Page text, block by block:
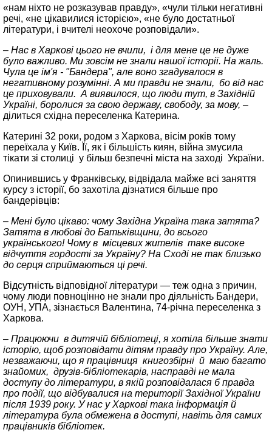
«нам ніхто не розказував правду», «чули тільки негативні
речі, «не цікавилися історією», «не було достатньої
літератури, і вчителі неохоче розповідали».
– Нас в Харкові цього не вчили, і для мене це не дуже
було важливо. Ми зовсім не знали нашої історії. На жаль.
Чула це ім'я - "Бандера", але воно згадувалося в
негативному розумінні. А ми правди не знали, бо від нас
це приховували. А виявилося, що люди тут, в Західній
Україні, боролися за свою державу, свободу, за мову, –
ділиться східна переселенка Катерина.
Катерині 32 роки, родом з Харкова, вісім років тому
переїхала у Київ. Її, як і більшість киян, війна змусила
тікати зі столиці у більш безпечні міста на заході України.
Опинившись у Франківську, відвідала майже всі заняття
курсу з історії, бо захотіла дізнатися більше про
бандерівців:
– Мені було цікаво: чому Західна Україна така затята?
Затята в любові до Батьківщини, до всього
українського! Чому в місцевих жителів таке високе
відчуття гордості за Україну? На Сході не так близько
до серця сприймаються ці речі.
Відсутність відповідної літератури — теж одна з причин,
чому люди повноцінно не знали про діяльність Бандери,
ОУН, УПА, зізнається Валентина, 74-річна переселенка з
Харкова.
– Працюючи в дитячій бібліотеці, я хотіла більше знати
історію, щоб розповідати дітям правду про Україну. Але,
незважаючи, що я працівниця книгозбірні й маю багато
знайомих, друзів-бібліотекарів, насправді не мала
доступу до літератури, в якій розповідалася б правда
про події, що відбувалися на території Західної України
після 1939 року. У нас у Харкові така інформація й
література була обмежена в доступі, навіть для самих
працівників бібліотек.